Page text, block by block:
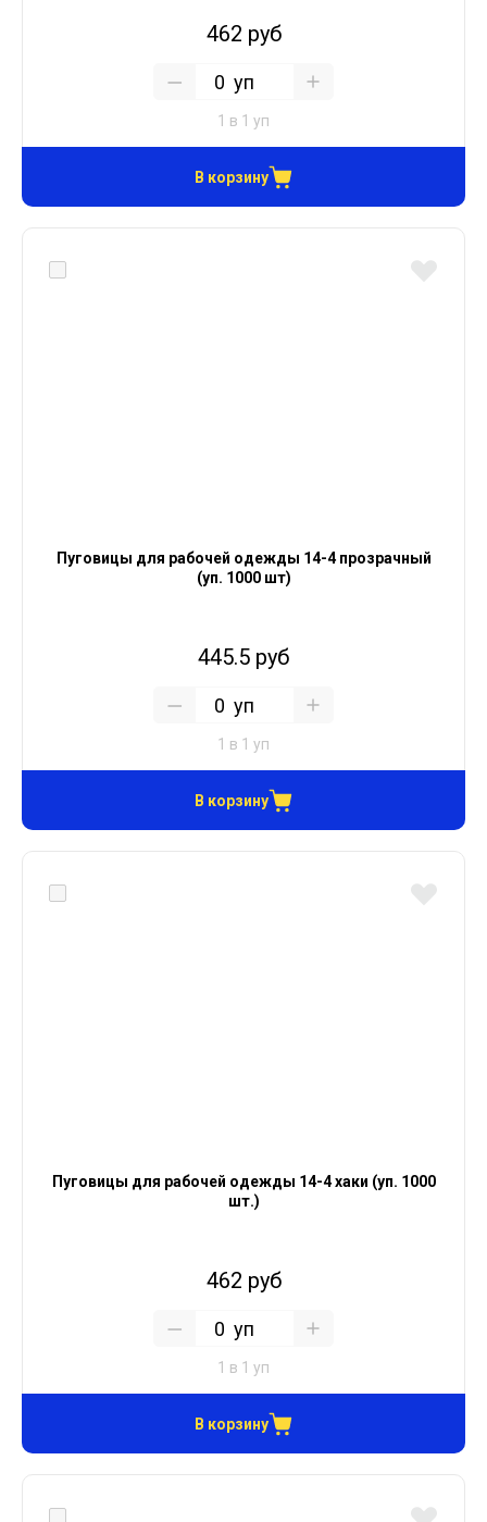
462 руб
уп
1 в 1 уп
В корзину
Пуговицы для рабочей одежды 14-4 прозрачный
(уп. 1000 шт)
445.5 руб
уп
1 в 1 уп
В корзину
Пуговицы для рабочей одежды 14-4 хаки (уп. 1000
шт.)
462 руб
уп
1 в 1 уп
В корзину